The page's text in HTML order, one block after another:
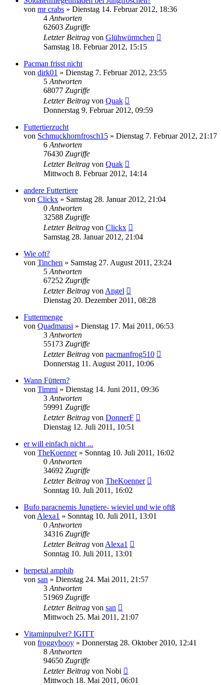
von mr crabs » Dienstag 14. Februar 2012, 18:36
4 Antworten
62603 Zugriffe
Letzter Beitrag von Glühwürmchen
Samstag 18. Februar 2012, 15:15
Pacman frisst nicht
von dirk01 » Dienstag 7. Februar 2012, 23:55
5 Antworten
68077 Zugriffe
Letzter Beitrag von Quak
Donnerstag 9. Februar 2012, 09:59
Futtertierzucht
von Schmuckhornfrosch15 » Dienstag 7. Februar 2012, 21:17
6 Antworten
76430 Zugriffe
Letzter Beitrag von Quak
Mittwoch 8. Februar 2012, 14:14
andere Futtertiere
von Clickx » Samstag 28. Januar 2012, 21:04
0 Antworten
32588 Zugriffe
Letzter Beitrag von Clickx
Samstag 28. Januar 2012, 21:04
Wie oft?
von Tinchen » Samstag 27. August 2011, 23:24
5 Antworten
67252 Zugriffe
Letzter Beitrag von Angel
Dienstag 20. Dezember 2011, 08:28
Futtermenge
von Quadmausi » Dienstag 17. Mai 2011, 06:53
3 Antworten
55173 Zugriffe
Letzter Beitrag von pacmanfrog510
Donnerstag 11. August 2011, 10:06
Wann Füttern?
von Timmi » Dienstag 14. Juni 2011, 09:36
3 Antworten
59991 Zugriffe
Letzter Beitrag von DonnerF
Dienstag 12. Juli 2011, 10:51
er will einfach nicht ...
von TheKoenner» Sonntag 10. Juli 2011, 16:02
0 Antworten
34692 Zugriffe
Letzter Beitrag von TheKoenner
Sonntag 10. Juli 2011, 16:02
Bufo paracnemis Jungtiere- wieviel und wie oftß
von Alexa1 » Sonntag 10. Juli 2011, 13:01
0 Antworten
34316 Zugriffe
Letzter Beitrag von Alexa1
Sonntag 10. Juli 2011, 13:01
herpetal amphib
von san » Dienstag 24. Mai 2011, 21:57
3 Antworten
51969 Zugriffe
Letzter Beitrag von san
Mittwoch 25. Mai 2011, 21:07
Vitaminpulver? IGITT
von froggybooy » Donnerstag 28. Oktober 2010, 12:41
8 Antworten
94650 Zugriffe
Letzter Beitrag von Nobi
Mittwoch 18. Mai 2011, 06:01